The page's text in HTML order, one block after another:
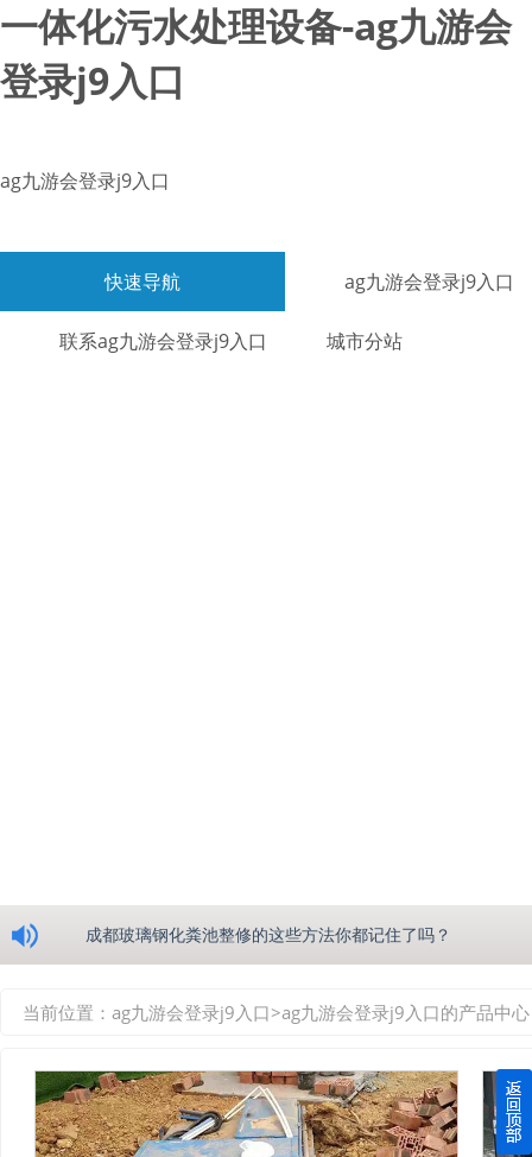
一体化污水处理设备-ag九游会
登录j9入口
ag九游会登录j9入口
快速导航 ag九游会登录j9入口
联系ag九游会登录j9入口 城市分站
成都玻璃钢化粪池整修的这些方法你都记住了吗？
四川玻璃钢化粪池逐渐取代传统玻璃钢化粪池的这几点原因
当前位置： ag九游会登录j9入口>ag九游会登录j9入口的产品中心